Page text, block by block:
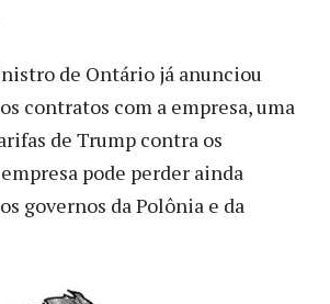
de Ontário já anunciou
contratos com a empresa, uma
de Trump contra os
pode perder ainda
governos da Polônia e da